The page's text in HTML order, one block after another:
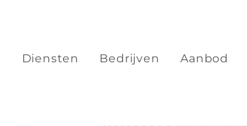
Diensten Bedrijven Aanbod